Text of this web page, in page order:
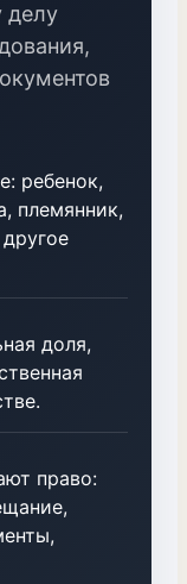
делу
ребенок,
племянник,
доля,
право: